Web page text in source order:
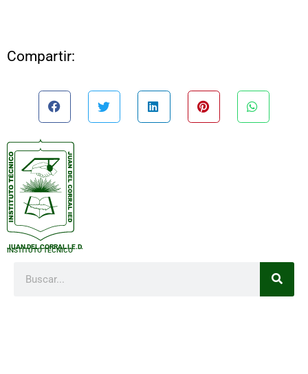
Compartir:
INSTITUTO TÉCNICO
JUAN DEL CORRAL I.E.D.